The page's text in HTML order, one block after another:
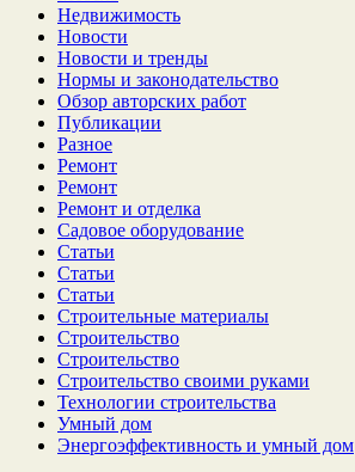
Недвижимость
Новости
Новости и тренды
Нормы и законодательство
Обзор авторских работ
Публикации
Разное
Ремонт
Ремонт
Ремонт и отделка
Садовое оборудование
Статьи
Статьи
Статьи
Строительные материалы
Строительство
Строительство
Строительство своими руками
Технологии строительства
Умный дом
Энергоэффективность и умный дом